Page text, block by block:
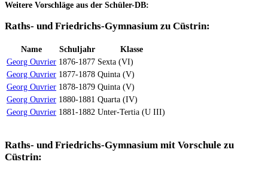
Weitere Vorschläge aus der Schüler-DB:
Raths- und Friedrichs-Gymnasium zu Cüstrin:
Name Schuljahr
Klasse
Georg Ouvrier 1876-1877 Sexta (VI)
Georg Ouvrier 1877-1878 Quinta (V)
Georg Ouvrier 1878-1879 Quinta (V)
Georg Ouvrier 1880-1881 Quarta (IV)
Georg Ouvrier 1881-1882 Unter-Tertia (U III)
Raths- und Friedrichs-Gymnasium mit Vorschule zu
Cüstrin: